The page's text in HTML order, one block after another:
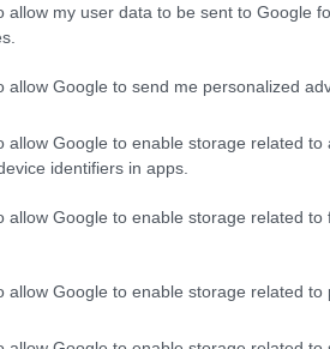
allow my user data to be sent to Google
allow Google to send me personalized
allow Google to enable storage related to
identifiers in apps.
allow Google to enable storage related to
allow Google to enable storage related to
belőle egy nyári meglepetés. Azért
a Twilight volt a vámpírfilmeknek"
t látva és örülök, hogy nem kell látom a filmet